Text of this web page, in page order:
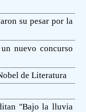
su pesar por la
nuevo concurso
de Literatura
''Bajo la lluvia